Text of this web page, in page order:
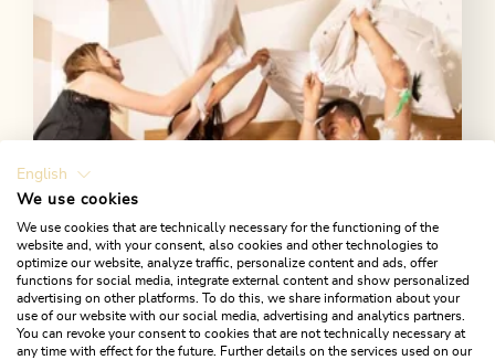
Finde deine Unterkunft!
Verschaff dir einen Überblick und finde deine
Lieblingsunterkunft im Alpbachtal.
English
We use cookies
We use cookies that are technically necessary for the functioning of the
website and, with your consent, also cookies and other technologies to
optimize our website, analyze traffic, personalize content and ads, offer
functions for social media, integrate external content and show personalized
advertising on other platforms. To do this, we share information about your
use of our website with our social media, advertising and analytics partners.
You can revoke your consent to cookies that are not technically necessary at
any time with effect for the future. Further details on the services used on our